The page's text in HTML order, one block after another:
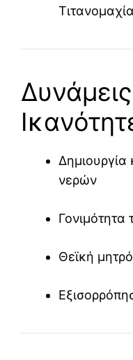
Τιτανομαχία
νερών
Γονιμότητα
Θεϊκή